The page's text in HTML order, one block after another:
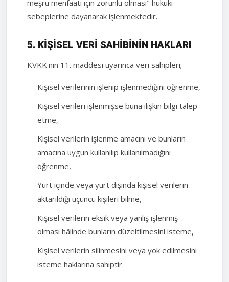
meşru menfaati için zorunlu olması" hukuki
sebeplerine dayanarak işlenmektedir.
5. KIŞISEL VERI SAHIBININ HAKLARI
KVKK'nın 11. maddesi uyarınca veri sahipleri;
Kişisel verilerinin işlenip işlenmediğini öğrenme,
Kişisel verileri işlenmişse buna ilişkin bilgi talep
etme,
Kişisel verilerin işlenme amacını ve bunların
amacına uygun kullanılıp kullanılmadığını
öğrenme,
Yurt içinde veya yurt dışında kişisel verilerin
aktarıldığı üçüncü kişileri bilme,
Kişisel verilerin eksik veya yanlış işlenmiş
olması hâlinde bunların düzeltilmesini isteme,
Kişisel verilerin silinmesini veya yok edilmesini
isteme haklarına sahiptir.